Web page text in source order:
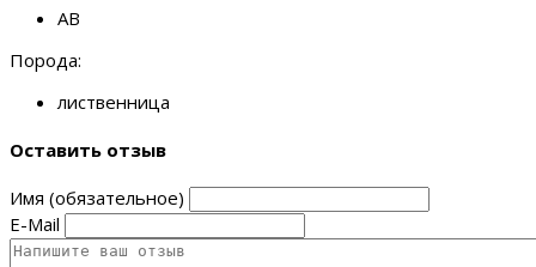
АВ
Порода:
лиственница
Оставить отзыв
Имя (обязательное)
E-Mail